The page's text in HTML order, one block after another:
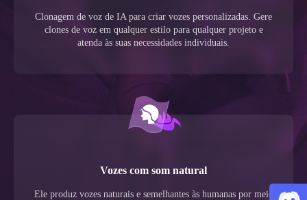
Clonagem de voz de IA para criar vozes personalizadas. Gere
clones de voz em qualquer estilo para qualquer projeto e
atenda às suas necessidades individuais.
Vozes com som natural
Ele produz vozes naturais e semelhantes às humanas por meio